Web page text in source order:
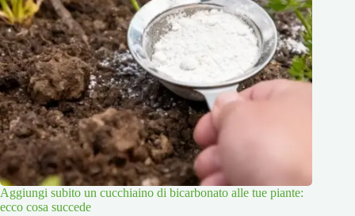
Aggiungi subito un cucchiaino di bicarbonato alle tue piante:
ecco cosa succede